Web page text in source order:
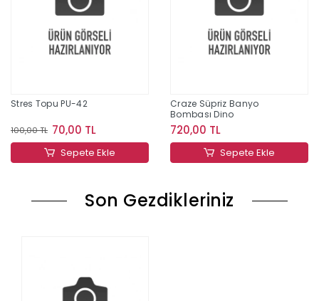
Stres Topu PU-42
100,00 TL 70,00 TL
Sepete Ekle
Craze Süpriz Banyo
Bombası Dino
720,00 TL
Sepete Ekle
Son Gezdikleriniz